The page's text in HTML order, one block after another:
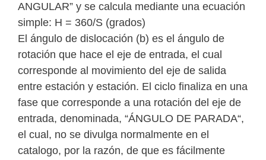
ANGULAR” y se calcula mediante una ecuación
simple: H = 360/S (grados)
El ángulo de dislocación (b) es el ángulo de
rotación que hace el eje de entrada, el cual
corresponde al movimiento del eje de salida
entre estación y estación. El ciclo finaliza en una
fase que corresponde a una rotación del eje de
entrada, denominada, “ÁNGULO DE PARADA“,
el cual, no se divulga normalmente en el
catalogo, por la razón, de que es fácilmente